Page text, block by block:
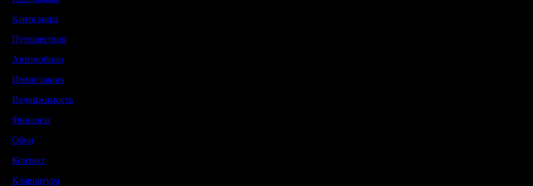
Карта мира
Путешествия
Автомобили
Иммиграция
Недвижимость
Финансы
Обои
Контакт
Клавиатура